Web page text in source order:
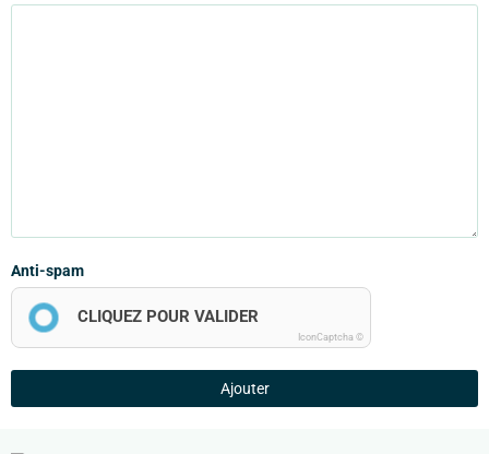
Anti-spam
CLIQUEZ POUR VALIDER
IconCaptcha ©
Ajouter